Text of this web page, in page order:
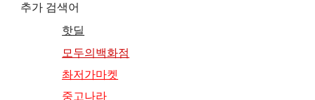
추가 검색어
핫딜
모두의백화점
촤저가마켓
중고나라